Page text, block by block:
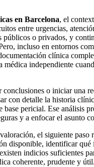
en Barcelona, el
entre urgencias,
públicos o privados, y
incluso en entornos
clínica
médica independiente
conclusiones o iniciar una
con detalle la historia
base pericial. Ese análisis
y a enfocar el asunto
el siguiente paso
disponible, identificar qué
indicios suficientes
coherente, prudente y útil.